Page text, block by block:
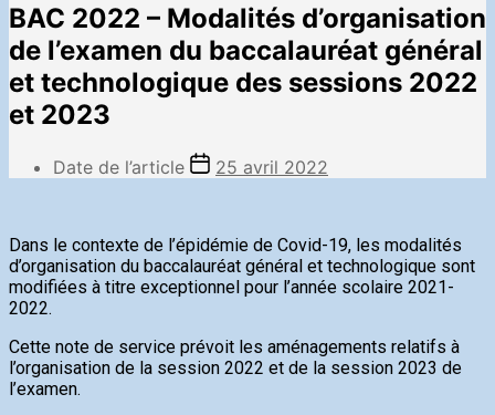
BAC 2022 – Modalités d’organisation
de l’examen du baccalauréat général
et technologique des sessions 2022
et 2023
Date de l’article 25 avril 2022
Dans le contexte de l’épidémie de Covid-19, les modalités
d’organisation du baccalauréat général et technologique sont
modifiées à titre exceptionnel pour l’année scolaire 2021-
2022.
Cette note de service prévoit les aménagements relatifs à
l’organisation de la session 2022 et de la session 2023 de
l’examen.